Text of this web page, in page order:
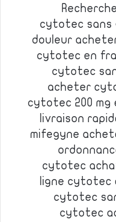
cytotec sans
douleur
cytotec en
cytotec
acheter
cytotec 200
livraison
mifegyne
cytotec
ligne cytotec
cytotec
cytotec